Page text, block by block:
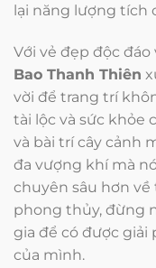
lại năng lượng tích
Với vẻ đẹp độc
Bao Thanh Thiên
vời để trang trí
tài lộc và sức khỏe
và bài trí cây cảnh
đa vượng khí mà
chuyên sâu hơn về
phong thủy, đừng
gia để có được
của mình.